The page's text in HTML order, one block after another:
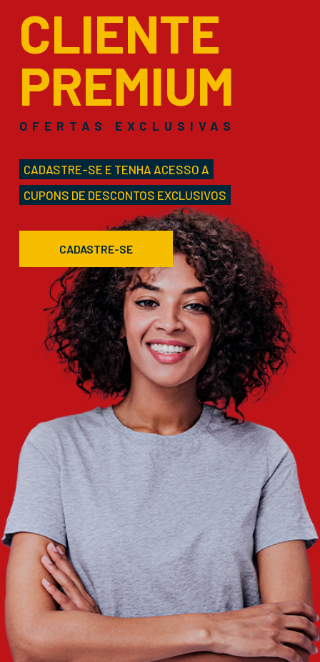
CLIENTE
PREMIUM
OFERTAS EXCLUSIVAS
CADASTRE-SE E TENHA ACESSO A
CUPONS DE DESCONTOS EXCLUSIVOS
CADASTRE-SE